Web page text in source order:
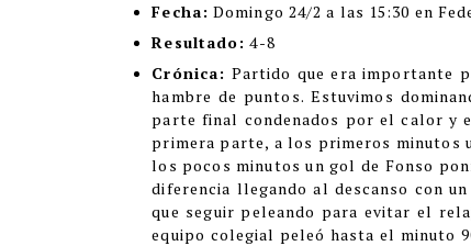
Fecha: Domingo 24/2 a las 15:30 en
Resultado: 4-8
Crónica: Partido que era importante
hambre de puntos. Estuvimos
parte final condenados por el calor y
primera parte, a los primeros minutos
los pocos minutos un gol de Fonso
diferencia llegando al descanso con
que seguir peleando para evitar el
equipo colegial peleó hasta el minuto